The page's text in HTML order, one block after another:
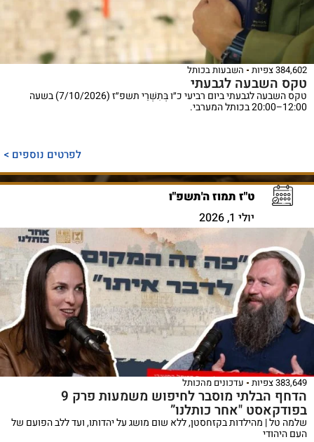
384,602 צפיות השבעות בכותל
טקס השבעה לגבעתי
טקס השבעה לגבעתי ביום רביעי כ״ו בְּתִשְׁרֵי תשפ״ז (7/10/2026) בשעה
12:00–20:00 בכותל המערבי.
לפרטים נוספים >
ט"ז תמוז ה'תשפ"ו
יולי 1, 2026
383,649 צפיות עדכונים מהכותל
הדחף הבלתי מוסבר לחיפוש משמעות פרק 9
בפודקאסט "אחר כותלנו”
שלמה טל | מהילדות בקזחסטן, ללא שום מושג על יהדותו, ועד ללב הפועם של
העם היהודי